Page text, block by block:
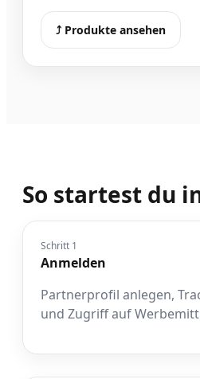
⤴︎ Produkte ansehen
So startest du
Schritt 1
Anmelden
Partnerprofil anlegen,
und Zugriff auf